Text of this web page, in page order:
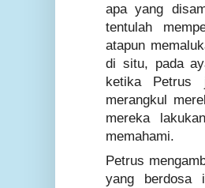
apa yang
tentulah
atapun
di situ, pada
ketika Petrus
merangkul
mereka
memahami.
Petrus
yang berdosa